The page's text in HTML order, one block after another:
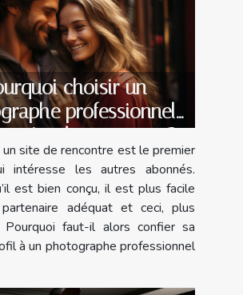
choisir un
professionnel
site de rencontre ?
site de rencontre est le premier
intéresse les autres abonnés.
est bien conçu, il est plus facile
adéquat et ceci, plus
Pourquoi faut-il alors confier sa
à un photographe professionnel